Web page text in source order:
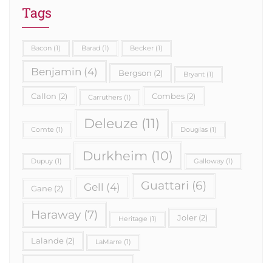
Tags
Bacon (1) Barad (1) Becker (1)
Benjamin (4) Bergson (2) Bryant (1)
Callon (2) Carruthers (1) Combes (2)
Comte (1) Deleuze (11) Douglas (1)
Dupuy (1) Durkheim (10) Galloway (1)
Gane (2) Gell (4) Guattari (6)
Haraway (7) Heritage (1) Joler (2)
Lalande (2) LaMarre (1)